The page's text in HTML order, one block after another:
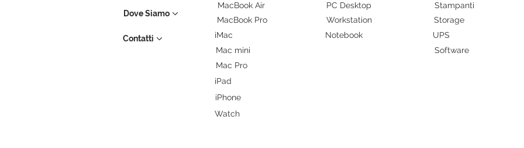
Dove Siamo
Contatti
MacBook Air
MacBook Pro
iMac
Mac mini
Mac Pro
iPad
iPhone
Watch
PC Desktop
Workstation
Notebook
Stampanti
Storage
UPS
Software